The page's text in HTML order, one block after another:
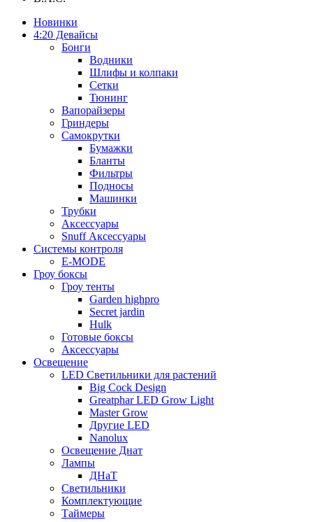
Новинки
4:20 Девайсы
Бонги
Водники
Шлифы и колпаки
Сетки
Тюнинг
Вапорайзеры
Гриндеры
Самокрутки
Бумажки
Бланты
Фильтры
Подносы
Машинки
Трубки
Аксессуары
Snuff Аксессуары
Системы контроля
E-MODE
Гроу боксы
Гроу тенты
Garden highpro
Secret jardin
Hulk
Готовые боксы
Аксессуары
Освещение
LED Светильники для растений
Big Cock Design
Greatphar LED Grow Light
Master Grow
Другие LED
Nanolux
Освещение Днат
Лампы
ДНаТ
Светильники
Комплектующие
Таймеры